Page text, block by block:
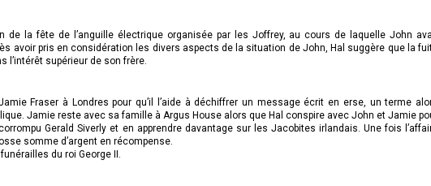
de la fête de l’anguille électrique organisée par les Joffrey, au cours de laquelle John
avoir pris en considération les divers aspects de la situation de John, Hal suggère que la
l’intérêt supérieur de son frère.
Fraser à Londres pour qu’il l’aide à déchiffrer un message écrit en erse, un terme
Jamie reste avec sa famille à Argus House alors que Hal conspire avec John et Jamie
Gerald Siverly et en apprendre davantage sur les Jacobites irlandais. Une fois
somme d’argent en récompense.
du roi George II.